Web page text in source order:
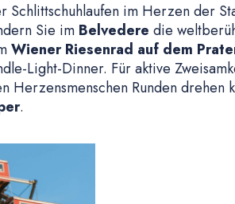
Schlittschuhlaufen im Herzen der
Sie im Belvedere die
Wiener Riesenrad auf dem
Light-Dinner. Für aktive
Runden drehen
.